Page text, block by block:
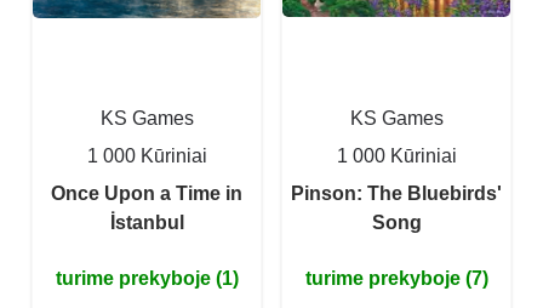
KS Games
1 000 Kūriniai
Once Upon a Time in
İstanbul
turime prekyboje (1)
KS Games
1 000 Kūriniai
Pinson: The Bluebirds'
Song
turime prekyboje (7)